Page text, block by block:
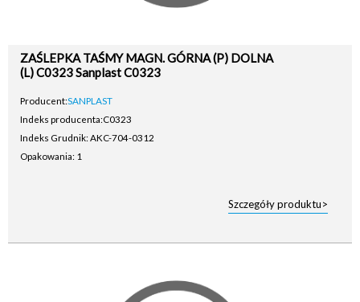
ZAŚLEPKA TAŚMY MAGN. GÓRNA (P) DOLNA
(L) C0323 Sanplast C0323
Producent:SANPLAST
Indeks producenta:C0323
Indeks Grudnik: AKC-704-0312
Opakowania: 1
Szczegóły produktu>